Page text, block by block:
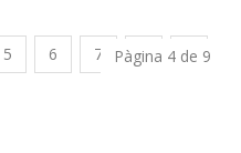
5 6 7 8 9
Pàgina 4 de 9